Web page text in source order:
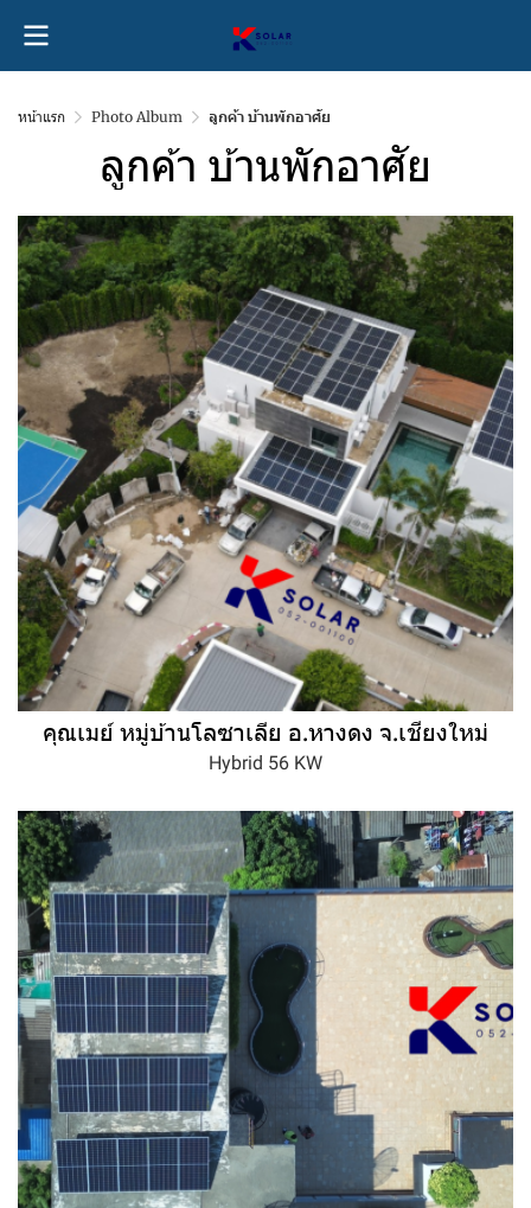
หน้าแรก Photo Album ลูกค้า บ้านพักอาศัย
ลูกค้า บ้านพักอาศัย
คุณเมย์ หมู่บ้านโลซาเลีย อ.หางดง จ.เชียงใหม่
Hybrid 56 KW